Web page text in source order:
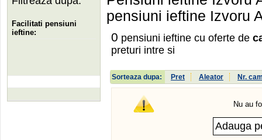
pensiuni ieftine Izvoru
0 pensiuni ieftine cu oferte de
preturi intre si
Sorteaza dupa: Pret Aleator Nr.
Nu au
Facilitati pensiuni
ieftine: